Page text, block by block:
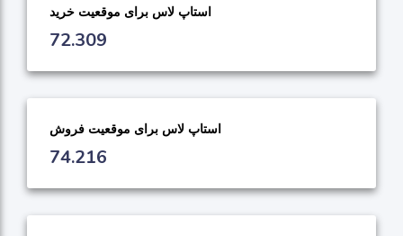
استاپ لاس برای موقعیت خرید
72.309
استاپ لاس برای موقعیت فروش
74.216